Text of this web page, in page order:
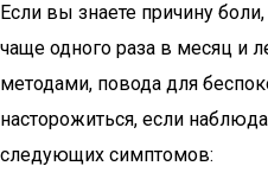
Если вы знаете причину
чаще одного раза в месяц и
методами, повода для
насторожиться, если
следующих симптомов: